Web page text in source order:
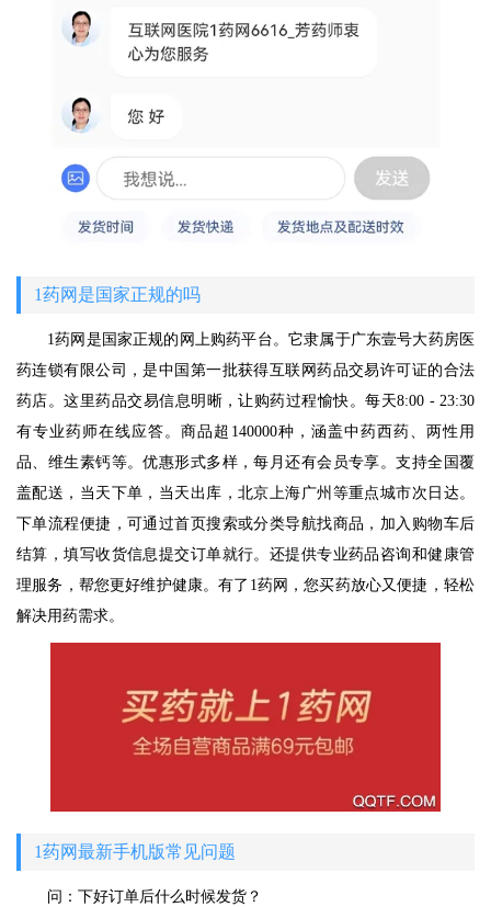
1药网是国家正规的吗
1药网是国家正规的网上购药平台。它隶属于广东壹号大药房医
药连锁有限公司，是中国第一批获得互联网药品交易许可证的合法
药店。这里药品交易信息明晰，让购药过程愉快。每天8:00 - 23:30
有专业药师在线应答。商品超140000种，涵盖中药西药、两性用
品、维生素钙等。优惠形式多样，每月还有会员专享。支持全国覆
盖配送，当天下单，当天出库，北京上海广州等重点城市次日达。
下单流程便捷，可通过首页搜索或分类导航找商品，加入购物车后
结算，填写收货信息提交订单就行。还提供专业药品咨询和健康管
理服务，帮您更好维护健康。有了1药网，您买药放心又便捷，轻松
解决用药需求。
1药网最新手机版常见问题
问：下好订单后什么时候发货？